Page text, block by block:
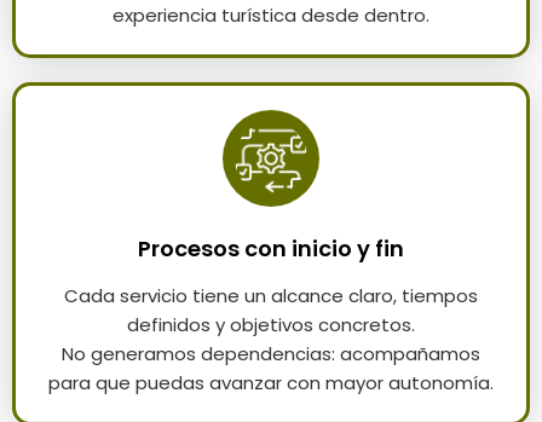
experiencia turística desde dentro.
Procesos con inicio y fin
Cada servicio tiene un alcance claro, tiempos
definidos y objetivos concretos.
No generamos dependencias: acompañamos
para que puedas avanzar con mayor autonomía.